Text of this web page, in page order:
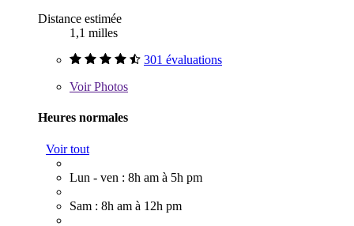
Distance estimée
1,1 milles
301 évaluations
VoirPhotos
Heures normales
Voir tout
Lun - ven : 8h am à 5h pm
Sam : 8h am à 12h pm